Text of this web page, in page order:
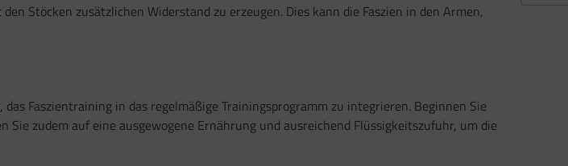
Stöcken zusätzlichen Widerstand zu erzeugen. Dies kann die Faszien in den Armen,
Faszientraining in das regelmäßige Trainingsprogramm zu integrieren. Beginnen Sie
zudem auf eine ausgewogene Ernährung und ausreichend Flüssigkeitszufuhr, um die